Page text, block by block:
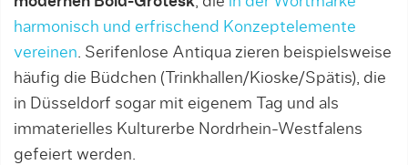
harmonisch und erfrischend Konzeptelemente
vereinen. Serifenlose Antiqua zieren beispielsweise
häufig die Büdchen (Trinkhallen/Kioske/Spätis), die
in Düsseldorf sogar mit eigenem Tag und als
immaterielles Kulturerbe Nordrhein-Westfalens
gefeiert werden.